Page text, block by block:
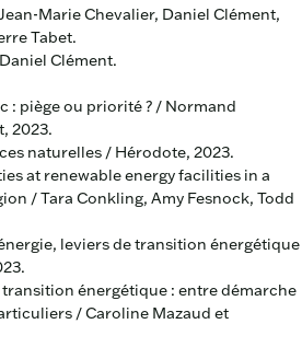
Marie Chevalier, Daniel Clément,
Tabet.
Clément.
: piège ou priorité ? / Normand
2023.
naturelles / Hérodote, 2023.
at renewable energy facilities in a
/ Tara Conkling, Amy Fesnock, Todd
leviers de transition énergétique
énergétique : entre démarche
/ Caroline Mazaud et